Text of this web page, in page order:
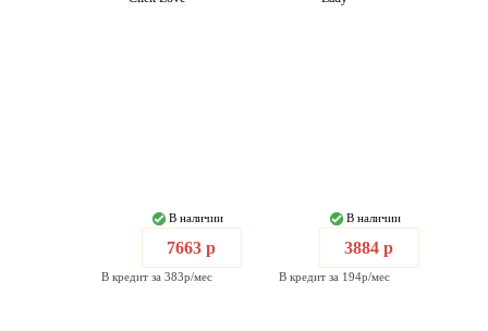
В наличии
7663 р
В кредит за 383р/мес
В наличии
3884 р
В кредит за 194р/мес